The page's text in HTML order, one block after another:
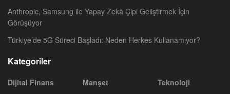
Anthropic, Samsung ile Yapay Zekâ Çipi Geliştirmek İçin
Görüşüyor
Türkiye’de 5G Süreci Başladı: Neden Herkes Kullanamıyor?
Kategoriler
Dijital Finans
Manşet
Teknoloji